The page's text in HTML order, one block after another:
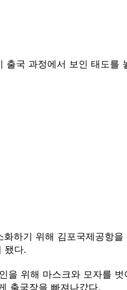
출국 과정에서 보인 태도를
하기 위해 김포국제공항
됐다.
을 위해 마스크와 모자를
출국장을 빠져나갔다.